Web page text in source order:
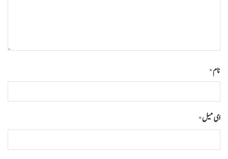
نام*
ای میل*